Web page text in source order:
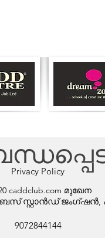
Privacy Policy
caddclub.com മുഖേന
സ്റ്റാൻഡ് ജംഗ്ഷൻ,
9072844144